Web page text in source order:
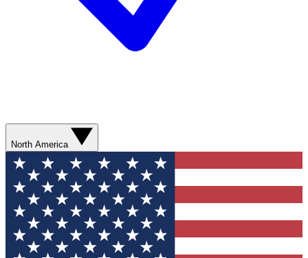
North America